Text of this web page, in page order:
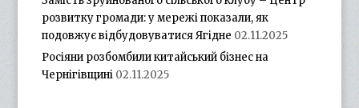
розвитку громади: у мережі показали, як
подовжує відбудовуватися Ягідне 02.11.2025
Росіяни розбомбили китайський бізнес на
Чернігівщині 02.11.2025